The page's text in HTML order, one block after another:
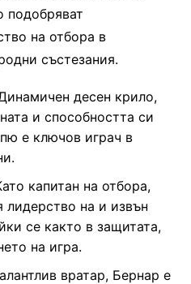
подобряват
на отбора в
състезания.
десен крило,
и способността си
е ключов играч в
капитан на отбора,
на и извън
се както в защитата,
на игра.
вратар, Бернар е